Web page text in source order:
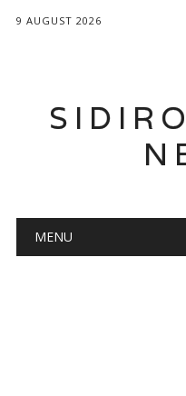
9 AUGUST 2026
Main menu
MENU